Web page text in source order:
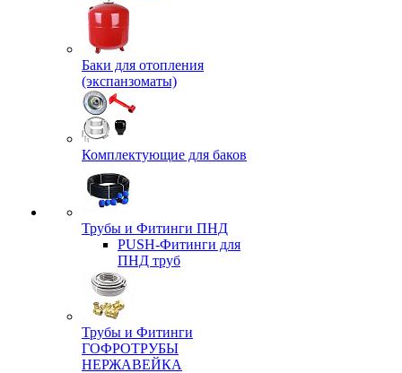
Баки для отопления
(экспанзоматы)
Комплектующие для баков
Трубы и Фитинги ПНД
PUSH-Фитинги для
ПНД труб
Трубы и Фитинги
ГОФРОТРУБЫ
НЕРЖАВЕЙКА